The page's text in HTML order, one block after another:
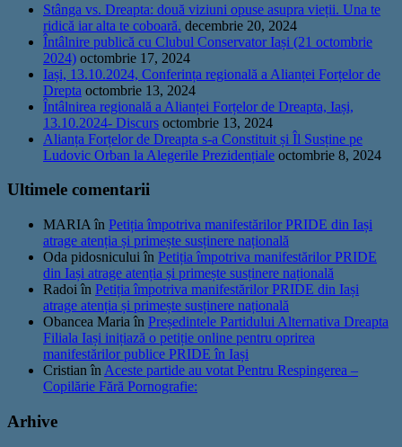
Stânga vs. Dreapta: două viziuni opuse asupra vieții. Una te
ridică iar alta te coboară. decembrie 20, 2024
Întâlnire publică cu Clubul Conservator Iași (21 octombrie
2024) octombrie 17, 2024
Iași, 13.10.2024, Conferința regională a Alianței Forțelor de
Drepta octombrie 13, 2024
Întâlnirea regională a Alianței Forțelor de Dreapta, Iași,
13.10.2024- Discurs octombrie 13, 2024
Alianța Forțelor de Dreapta s-a Constituit și Îl Susține pe
Ludovic Orban la Alegerile Prezidențiale octombrie 8, 2024
Ultimele comentarii
MARIA în Petiția împotriva manifestărilor PRIDE din Iași
atrage atenția și primește susținere națională
Oda pidosnicului în Petiția împotriva manifestărilor PRIDE
din Iași atrage atenția și primește susținere națională
Radoi în Petiția împotriva manifestărilor PRIDE din Iași
atrage atenția și primește susținere națională
Obancea Maria în Președintele Partidului Alternativa Dreapta
Filiala Iași inițiază o petiție online pentru oprirea
manifestărilor publice PRIDE în Iași
Cristian în Aceste partide au votat Pentru Respingerea –
Copilărie Fără Pornografie:
Arhive